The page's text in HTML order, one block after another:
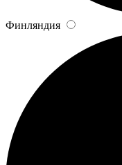
Финляндия